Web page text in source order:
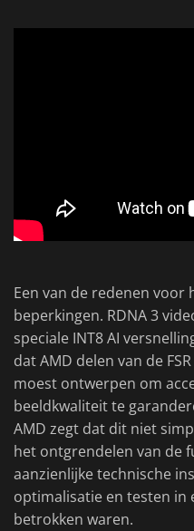
Een van de redenen
beperkingen. RDNA 3
speciale INT8 AI
dat AMD delen van de
moest ontwerpen om
beeldkwaliteit te
AMD zegt dat dit niet
het ontgrendelen van de
aanzienlijke technische
optimalisatie en testen in
betrokken waren.